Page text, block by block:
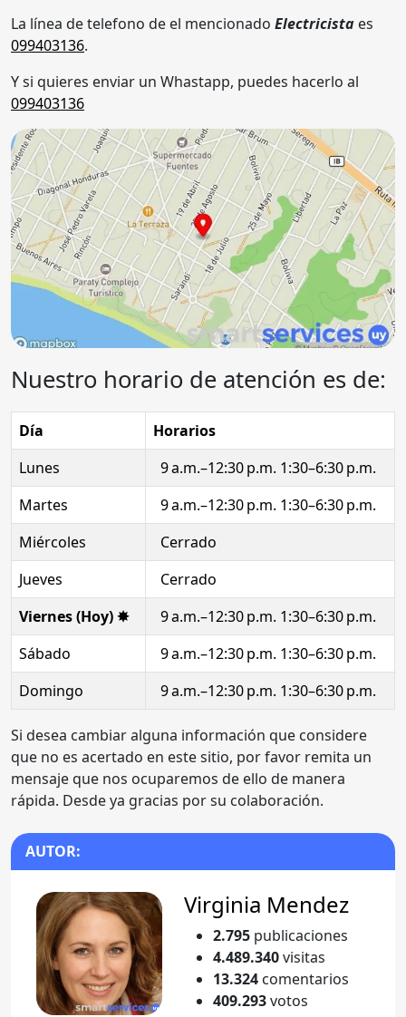
La línea de telefono de el mencionado Electricista es
099403136.
Y si quieres enviar un Whastapp, puedes hacerlo al
099403136
Nuestro horario de atención es de:
Día
Horarios
Lunes
9 a.m.–12:30 p.m. 1:30–6:30 p.m.
Martes
9 a.m.–12:30 p.m. 1:30–6:30 p.m.
Miércoles
Cerrado
Jueves
Cerrado
Viernes (Hoy) ✸
9 a.m.–12:30 p.m. 1:30–6:30 p.m.
Sábado
9 a.m.–12:30 p.m. 1:30–6:30 p.m.
Domingo
9 a.m.–12:30 p.m. 1:30–6:30 p.m.
Si desea cambiar alguna información que considere
que no es acertado en este sitio, por favor remita un
mensaje que nos ocuparemos de ello de manera
rápida. Desde ya gracias por su colaboración.
AUTOR:
Virginia Mendez
2.795 publicaciones
4.489.340visitas
13.324 comentarios
409.293votos